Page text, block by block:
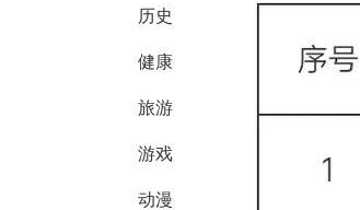
历史
健康
旅游
游戏
动漫